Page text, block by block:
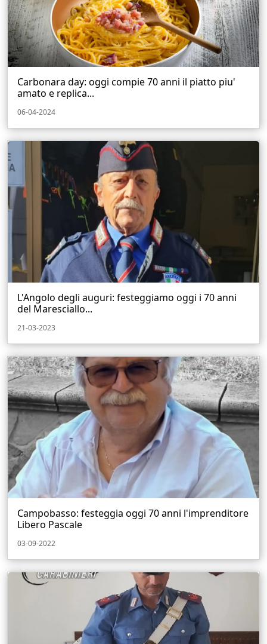
Carbonara day: oggi compie 70 anni il piatto piu'
amato e replica...
06-04-2024
L'Angolo degli auguri: festeggiamo oggi i 70 anni
del Maresciallo...
21-03-2023
Campobasso: festeggia oggi 70 anni l'imprenditore
Libero Pascale
03-09-2022